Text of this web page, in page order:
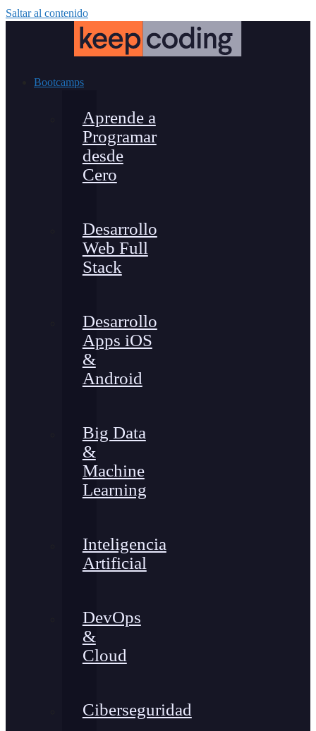
Saltar al contenido
Bootcamps
Aprende a
Programar
desde
Cero
Desarrollo
Web Full
Stack
Desarrollo
Apps iOS
&
Android
Big Data
&
Machine
Learning
Inteligencia
Artificial
DevOps
&
Cloud
Ciberseguridad